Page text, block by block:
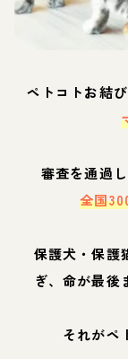
ペトコトお結
審査を通過
全国
保護犬・保護
ぎ、命が最後
それがペ